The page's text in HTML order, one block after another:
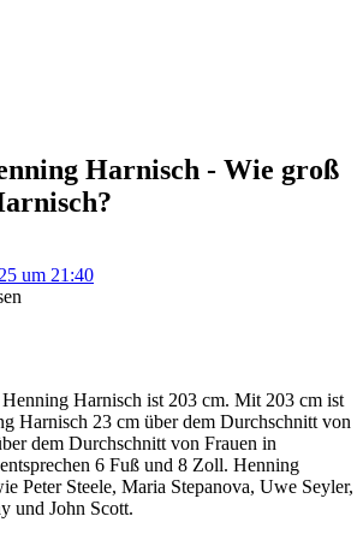
Harnisch - Wie groß
um 21:40
Harnisch ist 203 cm. Mit 203 cm ist
Harnisch 23 cm über dem Durchschnitt von
dem Durchschnitt von Frauen in
6 Fuß und 8 Zoll. Henning
Peter Steele, Maria Stepanova, Uwe Seyler,
und John Scott.